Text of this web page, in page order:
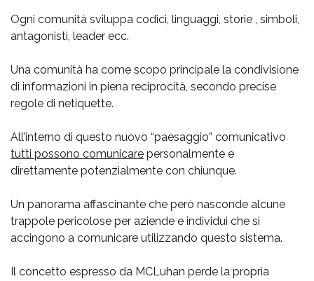
Ogni comunità sviluppa codici, linguaggi, storie , simboli,
antagonisti, leader ecc.
Una comunità ha come scopo principale la condivisione
di informazioni in piena reciprocità, secondo precise
regole di netiquette.
All’interno di questo nuovo “paesaggio” comunicativo
tutti possono comunicare personalmente e
direttamente potenzialmente con chiunque.
Un panorama affascinante che però nasconde alcune
trappole pericolose per aziende e individui che si
accingono a comunicare utilizzando questo sistema.
Il concetto espresso da MCLuhan perde la propria